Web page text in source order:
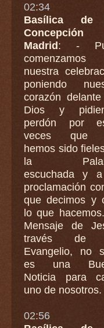
02:34
Basílica de
Concepción
Madrid: -
comenzamos
nuestra
poniendo
corazón
Dios y pidiendo
perdón por
veces que
hemos sido
la
escuchada y
proclamación
que decimos y
lo que
Mensaje de Jesús
través de
Evangelio, no
es una
Noticia para
uno de nosotros.
02:56